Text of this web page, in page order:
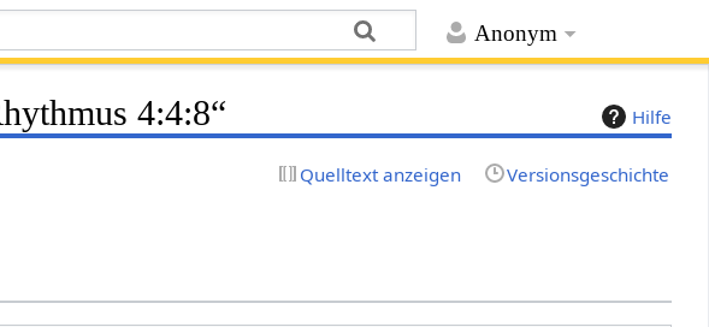
Anonym
Hilfe
4:4:8“
Quelltext anzeigen Versionsgeschichte